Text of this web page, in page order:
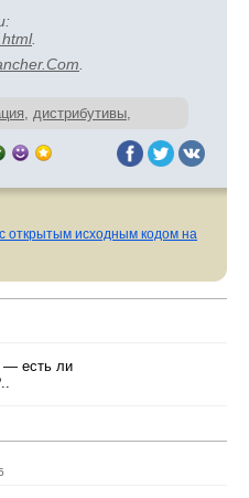
.
, дистрибутивы,
открытым исходным кодом на
— есть ли